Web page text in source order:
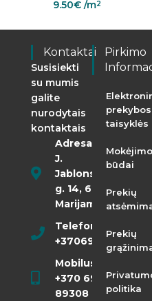
9.50€ /m2
Kontaktai
Susisiekti
su mumis
galite
nurodytais
kontaktais
Adresas:
J.
Jablonskio
g. 14, 68290
Marijampolė
Telefonas:
+37069855400
Mobilusis:
+370 698
89308
Pirkimo
prekybos
taisyklės
Mokėjimo
būdai
Prekių
Prekių
politika